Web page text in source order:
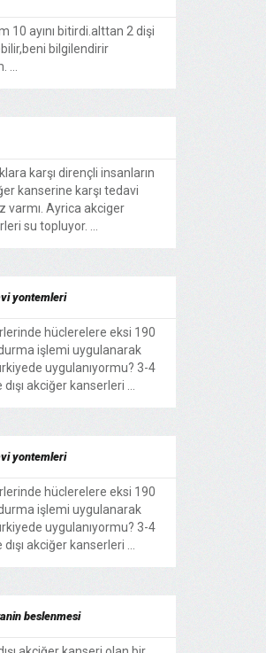
10 ayını bitirdi.alttan 2 dişi
bilgilendirir
karşı dirençli insanların
kanserine karşı tedavi
varmı. Ayrica akciger
su topluyor. ...
yontemleri
hüclerelere eksi 190
işlemi uygulanarak
uygulanıyormu? 3-4
akciğer kanserleri ...
yontemleri
hüclerelere eksi 190
işlemi uygulanarak
uygulanıyormu? 3-4
akciğer kanserleri ...
beslenmesi